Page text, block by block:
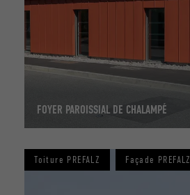
FOYER PAROISSIAL DE CHALAMPÉ
Toiture PREFALZ Façade PREFALZ